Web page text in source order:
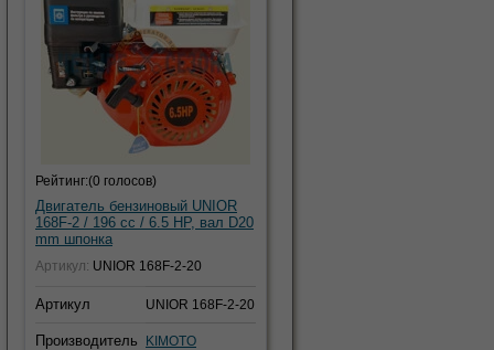
Рейтинг:(0 голосов)
Двигатель бензиновый UNIOR
168F-2 / 196 cc / 6.5 HP, вал D20
mm шпонка
Артикул: UNIOR 168F-2-20
Артикул UNIOR 168F-2-20
Производитель KIMOTO